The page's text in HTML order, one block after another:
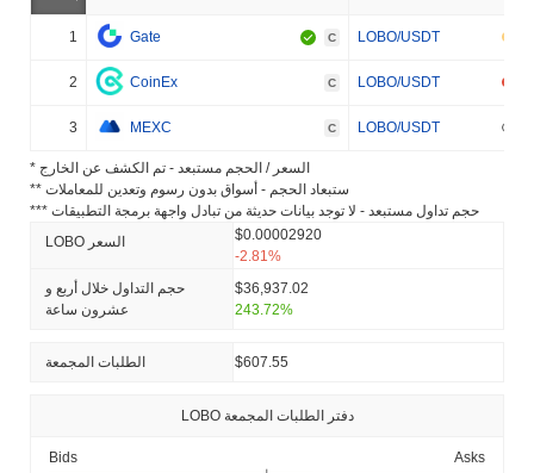
1 Gate C LOBO/USDT
2 CoinEx C LOBO/USDT
3 MEXC C LOBO/USDT
* السعر / الحجم مستبعد - تم الكشف عن الخارج
** ستبعاد الحجم - أسواق بدون رسوم وتعدين للمعاملات
*** حجم تداول مستبعد - لا توجد بيانات حديثة من تبادل واجهة برمجة التطبيقات
LOBO السعر
$0.00002920
-2.81%
حجم التداول خلال أربع و
عشرون ساعة
$36,937.02
243.72%
الطلبات المجمعة $607.55
LOBO دفتر الطلبات المجمعة
Bids Asks